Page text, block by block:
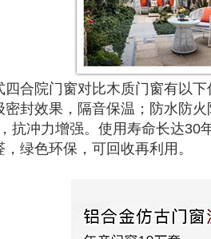
四合院门窗对比木质门窗有以下
密封效果，隔音保温；防水防
抗冲力增强。使用寿命长达30
绿色环保，可回收再利用。